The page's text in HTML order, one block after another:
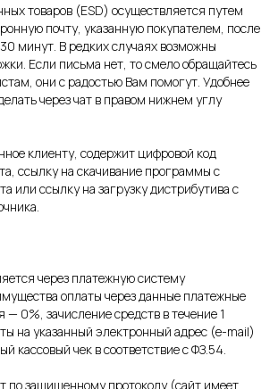
товаров (ESD) осуществляется путем
почту, указанную покупателем, после
минут. В редких случаях возможны
Если письма нет, то смело обращайтесь
они с радостью Вам помогут. Удобнее
через чат в правом нижнем углу
клиенту, содержит цифровой код
ссылку на скачивание программы с
или ссылку на загрузку дистрибутива с
через платежную систему
оплаты через данные платежные
0%, зачисление средств в течение 1
на указанный электронный адрес (e-mail)
кассовый чек в соответствие с ФЗ.54.
по защищенному протоколу (сайт имеет